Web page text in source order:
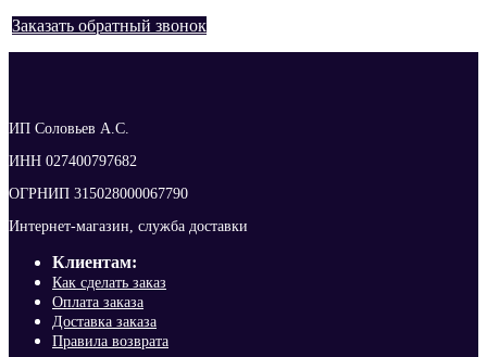
Заказать обратный звонок
ИП Соловьев А.С.
ИНН 027400797682
ОГРНИП 315028000067790
Интернет-магазин, служба доставки
Клиентам:
Как сделать заказ
Оплата заказа
Доставка заказа
Правила возврата